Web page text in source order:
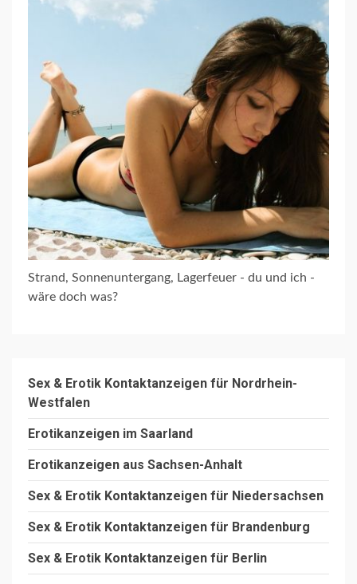
Strand, Sonnenuntergang, Lagerfeuer - du und ich -
wäre doch was?
Sex & Erotik Kontaktanzeigen für Nordrhein-
Westfalen
Erotikanzeigen im Saarland
Erotikanzeigen aus Sachsen-Anhalt
Sex & Erotik Kontaktanzeigen für Niedersachsen
Sex & Erotik Kontaktanzeigen für Brandenburg
Sex & Erotik Kontaktanzeigen für Berlin